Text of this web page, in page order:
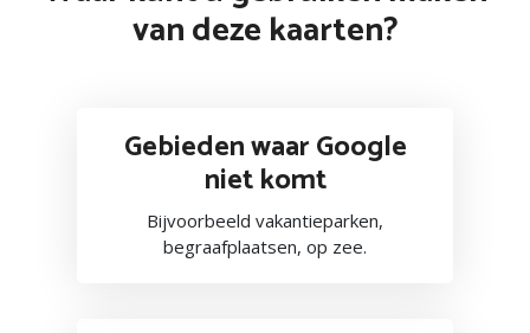
van deze kaarten?
Gebieden waar Google
niet komt
Bijvoorbeeld vakantieparken,
begraafplaatsen, op zee.